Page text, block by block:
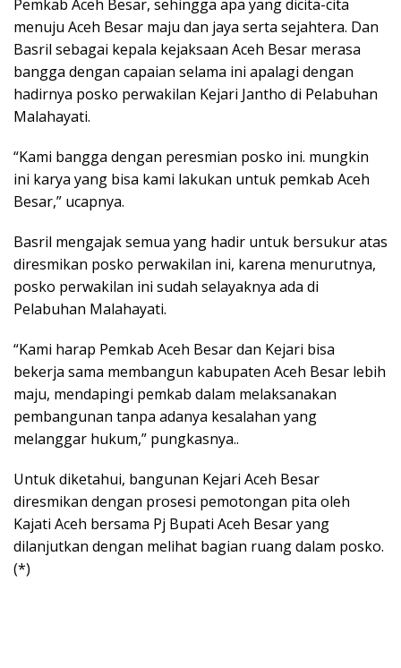
Pemkab Aceh Besar, sehingga apa yang dicita-cita
menuju Aceh Besar maju dan jaya serta sejahtera. Dan
Basril sebagai kepala kejaksaan Aceh Besar merasa
bangga dengan capaian selama ini apalagi dengan
hadirnya posko perwakilan Kejari Jantho di Pelabuhan
Malahayati.
“Kami bangga dengan peresmian posko ini. mungkin
ini karya yang bisa kami lakukan untuk pemkab Aceh
Besar,” ucapnya.
Basril mengajak semua yang hadir untuk bersukur atas
diresmikan posko perwakilan ini, karena menurutnya,
posko perwakilan ini sudah selayaknya ada di
Pelabuhan Malahayati.
“Kami harap Pemkab Aceh Besar dan Kejari bisa
bekerja sama membangun kabupaten Aceh Besar lebih
maju, mendapingi pemkab dalam melaksanakan
pembangunan tanpa adanya kesalahan yang
melanggar hukum,” pungkasnya..
Untuk diketahui, bangunan Kejari Aceh Besar
diresmikan dengan prosesi pemotongan pita oleh
Kajati Aceh bersama Pj Bupati Aceh Besar yang
dilanjutkan dengan melihat bagian ruang dalam posko.
(*)